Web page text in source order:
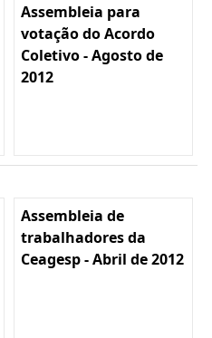
Assembleia para
votação do Acordo
Coletivo - Agosto de
2012
Assembleia de
trabalhadores da
Ceagesp - Abril de 2012